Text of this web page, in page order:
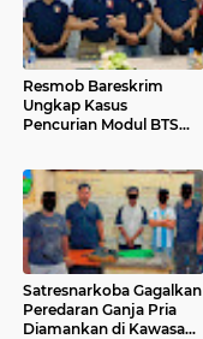
Resmob Bareskrim
Ungkap Kasus
Pencurian Modul BTS
‎Satresnarkoba Gagalkan
Peredaran Ganja Pria
Diamankan di Kawasan